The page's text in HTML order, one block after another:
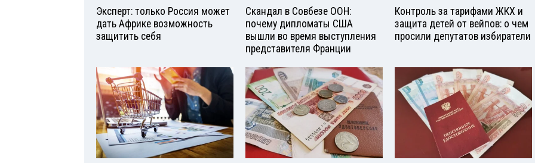
Эксперт: только Россия может
дать Африке возможность
защитить себя
Скандал в Совбезе ООН:
почему дипломаты США
вышли во время выступления
представителя Франции
Контроль за тарифами ЖКХ и
защита детей от вейпов: о чем
просили депутатов избиратели